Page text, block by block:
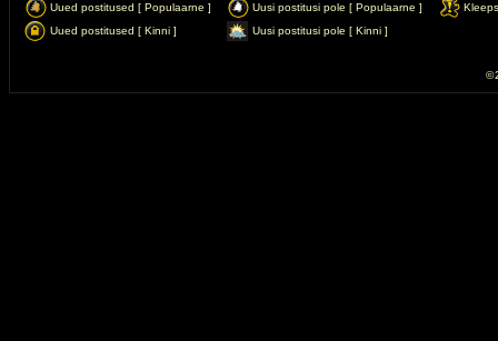
Uued postitused [ Populaarne ]
Uusi postitusi pole [ Populaarne ]
Kleeps
Uued postitused [ Kinni ]
Uusi postitusi pole [ Kinni ]
©